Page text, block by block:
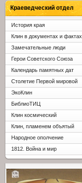
Краеведческий отдел
История края
Клин в документах и фактах
Замечательные люди
Герои Советского Союза
Календарь памятных дат
Столетие Первой мировой
ЭкоКлин
БиблиоТИЦ
Клин космический
Клин, пламенем объятый
Народное ополчение
1812. Война и мир